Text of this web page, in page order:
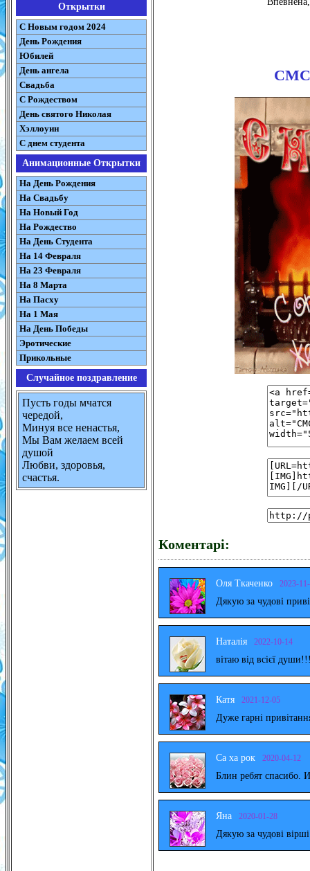
Открытки
С Новым годом 2024
День Рождения
Юбилей
День ангела
Свадьба
С Рождеством
День святого Николая
Хэллоуин
С днем студента
Анимационные Открытки
На День Рождения
На Свадьбу
На Новый Год
На Рождество
На День Студента
На 14 Февраля
На 23 Февраля
На 8 Марта
На Пасху
На 1 Мая
На День Победы
Эротические
Прикольные
Случайное поздравление
Пусть годы мчатся
чередой,
Минуя все ненастья,
Мы Вам желаем всей
душой
Любви, здоровья,
счастья.
СМС
Коментарі:
Оля Ткаченко 2023-
Дякую за чудові
Наталія 2022-10-14
вітаю від всієї
Катя 2021-12-05
Дуже гарні
Са ха рок 2020-04-12
Блин ребят спасибо.
Яна 2020-01-28
Дякую за чудові